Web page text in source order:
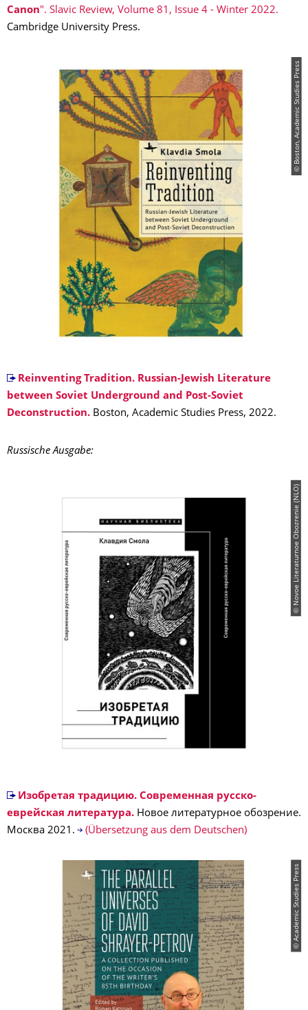
Canon". Slavic Review, Volume 81, Issue 4 - Winter 2022.
Cambridge University Press.
© Boston, Academic Studies Press
Reinventing Tradition. Russian-Jewish Literature
between Soviet Underground and Post-Soviet
Deconstruction. Boston, Academic Studies Press, 2022.
Russische Ausgabe:
© Novoe Literaturnoe Obozrenie (NLO)
Изобретая традицию. Современная русско-
еврейская литература. Новое литературное обозрение.
Москва 2021.
(Übersetzung aus dem Deutschen)
© Academic Studies Press